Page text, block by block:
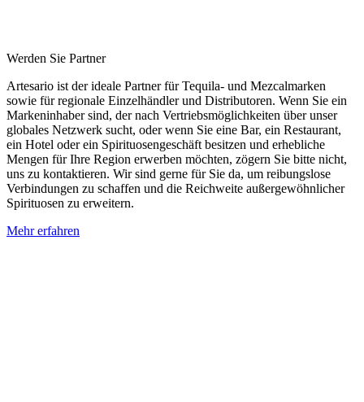
Werden Sie Partner
Artesario ist der ideale Partner für Tequila- und Mezcalmarken
sowie für regionale Einzelhändler und Distributoren. Wenn Sie ein
Markeninhaber sind, der nach Vertriebsmöglichkeiten über unser
globales Netzwerk sucht, oder wenn Sie eine Bar, ein Restaurant,
ein Hotel oder ein Spirituosengeschäft besitzen und erhebliche
Mengen für Ihre Region erwerben möchten, zögern Sie bitte nicht,
uns zu kontaktieren. Wir sind gerne für Sie da, um reibungslose
Verbindungen zu schaffen und die Reichweite außergewöhnlicher
Spirituosen zu erweitern.
Mehr erfahren